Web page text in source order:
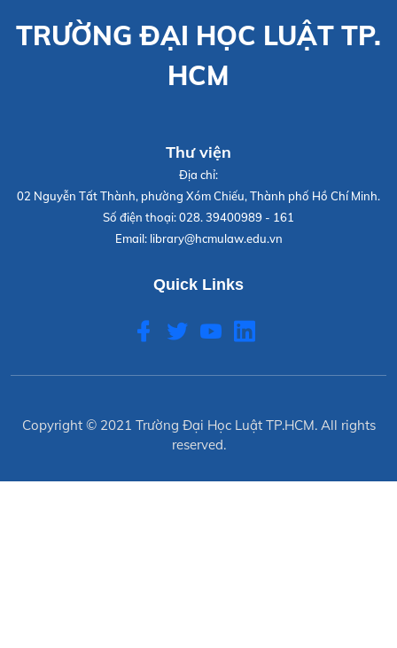
TRƯỜNG ĐẠI HỌC LUẬT TP.
HCM
Thư viện
Địa chỉ:
02 Nguyễn Tất Thành, phường Xóm Chiếu, Thành phố Hồ Chí Minh.
Số điện thoại:028. 39400989 - 161
Email: library@hcmulaw.edu.vn
Quick Links
Copyright © 2021 Trường Đại Học Luật TP.HCM. All rights
reserved.